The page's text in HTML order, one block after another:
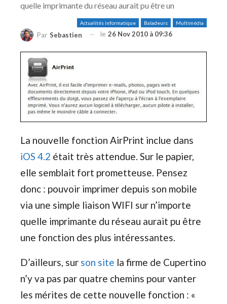
quelle imprimante du réseau aurait pu être un
Actualités informatique Baladeurs Multimédia
Par Sebastien le 26 Nov 2010 à 09:36
La nouvelle fonction AirPrint inclue dans
iOS 4.2 était très attendue. Sur le papier,
elle semblait fort prometteuse. Pensez
donc : pouvoir imprimer depuis son mobile
via une simple liaison WIFI sur n’importe
quelle imprimante du réseau aurait pu être
une fonction des plus intéressantes.
D’ailleurs, sur son site la firme de Cupertino
n’y va pas par quatre chemins pour vanter
les mérites de cette nouvelle fonction : «